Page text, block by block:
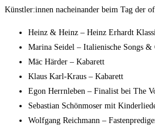
Künstler:innen nach­ein­an­der beim Tag der
Heinz & Heinz – Heinz Erhardt
Mari­na Sei­del – Ita­lie­ni­sche Songs &
Mäc Här­der – Kabarett
Klaus Karl-Kraus – Kabarett
Egon Herrn­le­ben – Fina­list bei The
Sebas­ti­an Schön­mo­ser mit
Wolf­gang Reich­mann –